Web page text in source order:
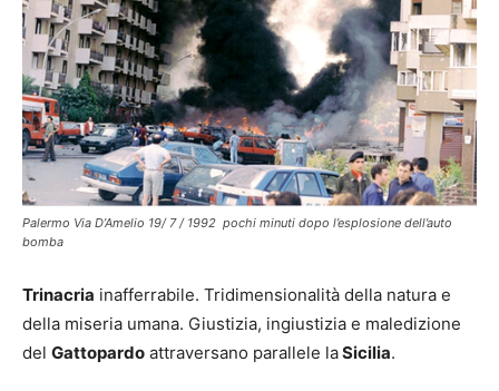
Palermo Via D’Amelio 19/ 7 / 1992 pochi minuti dopo l’esplosione dell’auto
bomba
Trinacria inafferrabile. Tridimensionalità della natura e
della miseria umana. Giustizia, ingiustizia e maledizione
del Gattopardo attraversano parallele laSicilia.